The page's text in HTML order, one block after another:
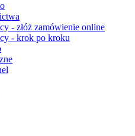
- złóż zamówienie online
- krok po kroku